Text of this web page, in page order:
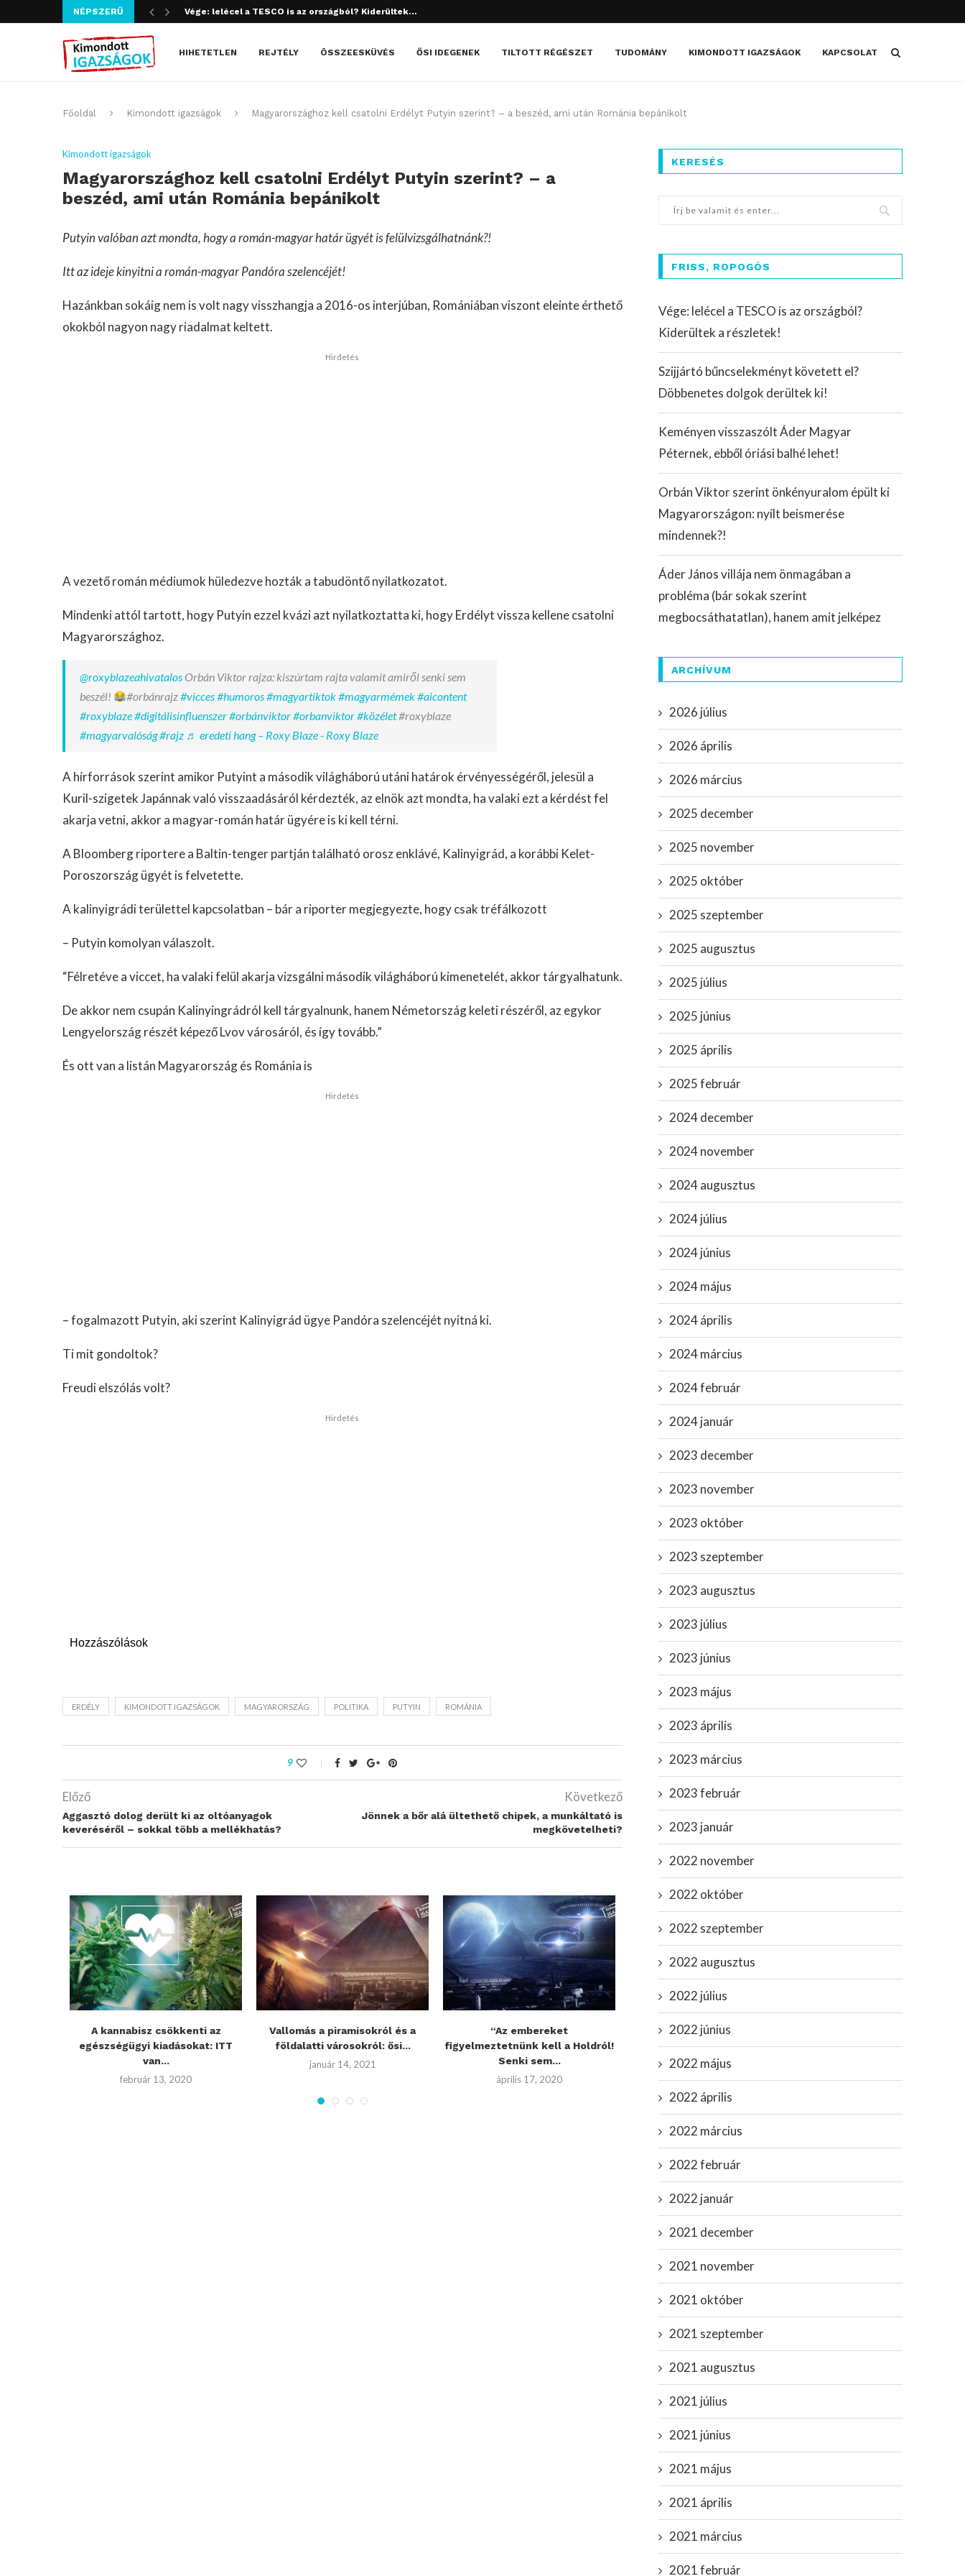
NÉPSZERŰ Vége: lelécel a TESCO is az országból? Kiderültek...
HIHETETLEN REJTÉLY ÖSSZEESKÜVÉS ŐSI IDEGENEK TILTOTT RÉGÉSZET TUDOMÁNY KIMONDOTT IGAZSÁGOK KAPCSOLAT
Főoldal Kimondott igazságok Magyarországhoz kell csatolni Erdélyt Putyin szerint? – a beszéd, ami után Románia bepánikolt
Kimondott igazságok
Magyarországhoz kell csatolni Erdélyt Putyin szerint? – a
beszéd, ami után Románia bepánikolt
Putyin valóban azt mondta, hogy a román-magyar határ ügyét is felülvizsgálhatnánk?!
Itt az ideje kinyitni a román-magyar Pandóra szelencéjét!
Hazánkban sokáig nem is volt nagy visszhangja a 2016-os interjúban, Romániában viszont eleinte érthető
okokból nagyon nagy riadalmat keltett.
Hirdetés
A vezető román médiumok hüledezve hozták a tabudöntő nyilatkozatot.
Mindenki attól tartott, hogy Putyin ezzel kvázi azt nyilatkoztatta ki, hogy Erdélyt vissza kellene csatolni
Magyarországhoz.
@roxyblazeahivatalos Orbán Viktor rajza: kiszúrtam rajta valamit amiről senki sem
beszél!
#orbánrajz#vicces#humoros#magyartiktok#magyarmémek#aicontent
#roxyblaze#digitálisinfluenszer#orbánviktor#orbanviktor#közélet#roxyblaze
#magyarvalóság#rajz ♬ eredeti hang – Roxy Blaze - Roxy Blaze
A hírforrások szerint amikor Putyint a második világháború utáni határok érvényességéről, jelesül a
Kuril-szigetek Japánnak való visszaadásáról kérdezték, az elnök azt mondta, ha valaki ezt a kérdést fel
akarja vetni, akkor a magyar-román határ ügyére is ki kell térni.
A Bloomberg riportere a Baltin-tenger partján található orosz enklávé, Kalinyigrád, a korábbi Kelet-
Poroszország ügyét is felvetette.
A kalinyigrádi területtel kapcsolatban – bár a riporter megjegyezte, hogy csak tréfálkozott
– Putyin komolyan válaszolt.
“Félretéve a viccet, ha valaki felül akarja vizsgálni második világháború kimenetelét, akkor tárgyalhatunk.
De akkor nem csupán Kalinyingrádról kell tárgyalnunk, hanem Németország keleti részéről, az egykor
Lengyelország részét képező Lvov városáról, és így tovább.”
És ott van a listán Magyarország és Románia is
Hirdetés
– fogalmazott Putyin, aki szerint Kalinyigrád ügye Pandóra szelencéjét nyitná ki.
Ti mit gondoltok?
Freudi elszólás volt?
Hirdetés
Hozzászólások
ERDÉLY KIMONDOTT IGAZSÁGOK MAGYARORSZÁG POLITIKA PUTYIN ROMÁNIA
9
Előző
Aggasztó dolog derült ki az oltóanyagok
keveréséről – sokkal több a mellékhatás?
Következő
Jönnek a bőr alá ültethető chipek, a munkáltató is
megkövetelheti?
A kannabisz csökkenti az
egészségügyi kiadásokat: ITT
van...
február 13, 2020
Vallomás a piramisokról és a
földalatti városokról: ősi...
január 14, 2021
“Az embereket
figyelmeztetnünk kell a Holdról!
Senki sem...
április 17, 2020
EU Néppárt vezetője beszólt a
magyaroknak: “Az Európai...
június 13, 2020
valódi működéséről:...
KERESÉS
FRISS, ROPOGÓS
Vége: lelécel a TESCO is az országból?
Kiderültek a részletek!
Szijjártó bűncselekményt követett el?
Döbbenetes dolgok derültek ki!
Keményen visszaszólt Áder Magyar
Péternek, ebből óriási balhé lehet!
Orbán Viktor szerint önkényuralom épült ki
Magyarországon: nyílt beismerése
mindennek?!
Áder János villája nem önmagában a
probléma (bár sokak szerint
megbocsáthatatlan), hanem amit jelképez
ARCHÍVUM
2026 július
2026 április
2026 március
2025 december
2025 november
2025 október
2025 szeptember
2025 augusztus
2025 július
2025 június
2025 április
2025 február
2024 december
2024 november
2024 augusztus
2024 július
2024 június
2024 május
2024 április
2024 március
2024 február
2024 január
2023 december
2023 november
2023 október
2023 szeptember
2023 augusztus
2023 július
2023 június
2023 május
2023 április
2023 március
2023 február
2023 január
2022 november
2022 október
2022 szeptember
2022 augusztus
2022 július
2022 június
2022 május
2022 április
2022 március
2022 február
2022 január
2021 december
2021 november
2021 október
2021 szeptember
2021 augusztus
2021 július
2021 június
2021 május
2021 április
2021 március
2021 február